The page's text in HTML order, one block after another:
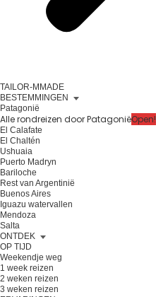
TAILOR-MMADE
BESTEMMINGEN
Patagonië
Alle rondreizen door PatagoniëOpen!
El Calafate
El Chaltén
Ushuaia
Puerto Madryn
Bariloche
Rest van Argentinië
Buenos Aires
Iguazu watervallen
Mendoza
Salta
ONTDEK
OP TIJD
Weekendje weg
1 week reizen
2 weken reizen
3 weken reizen